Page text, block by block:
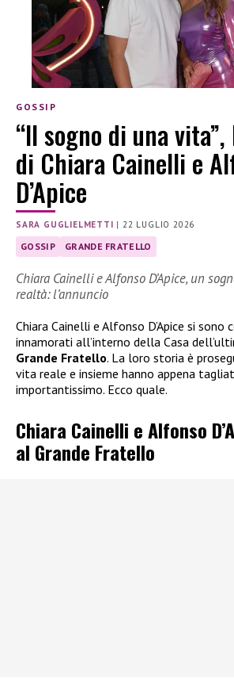
GOSSIP
“Il sogno di una vita”,
di Chiara Cainelli e
D’Apice
SARA GUGLIELMETTI |22 LUGLIO 2026
GOSSIP GRANDE FRATELLO
Chiara Cainelli e Alfonso D’Apice, un
realtà: l’annuncio
Chiara Cainelli e Alfonso D’Apice si sono
innamorati all’interno della Casa
Grande Fratello. La loro storia è
vita reale e insieme hanno appena
importantissimo. Ecco quale.
Chiara Cainelli e Alfonso
al Grande Fratello